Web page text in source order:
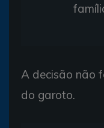
A decisão não
do garoto.